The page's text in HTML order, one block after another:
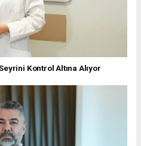
Kontrol Altına Alıyor